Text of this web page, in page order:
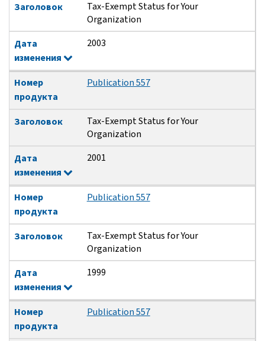
Заголовок
Tax-Exempt Status for Your
Organization
Дата
изменения
2003
Номер
продукта
Publication 557
Заголовок
Tax-Exempt Status for Your
Organization
Дата
изменения
2001
Номер
продукта
Publication 557
Заголовок
Tax-Exempt Status for Your
Organization
Дата
изменения
1999
Номер
продукта
Publication 557